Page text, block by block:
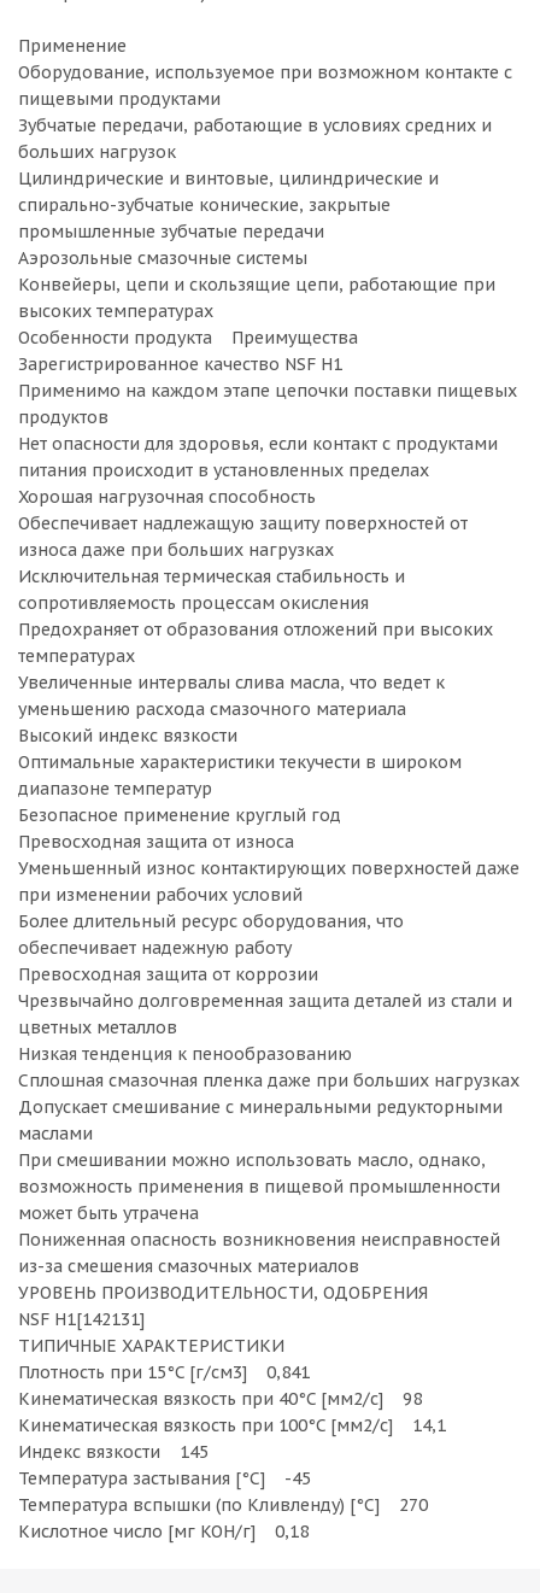
Применение
Оборудование, используемое при возможном контакте с
пищевыми продуктами
Зубчатые передачи, работающие в условиях средних и
больших нагрузок
Цилиндрические и винтовые, цилиндрические и
спирально-зубчатые конические, закрытые
промышленные зубчатые передачи
Аэрозольные смазочные системы
Конвейеры, цепи и скользящие цепи, работающие при
высоких температурах
Особенности продукта Преимущества
Зарегистрированное качество NSF H1
Применимо на каждом этапе цепочки поставки пищевых
продуктов
Нет опасности для здоровья, если контакт с продуктами
питания происходит в установленных пределах
Хорошая нагрузочная способность
Обеспечивает надлежащую защиту поверхностей от
износа даже при больших нагрузках
Исключительная термическая стабильность и
сопротивляемость процессам окисления
Предохраняет от образования отложений при высоких
температурах
Увеличенные интервалы слива масла, что ведет к
уменьшению расхода смазочного материала
Высокий индекс вязкости
Оптимальные характеристики текучести в широком
диапазоне температур
Безопасное применение круглый год
Превосходная защита от износа
Уменьшенный износ контактирующих поверхностей даже
при изменении рабочих условий
Более длительный ресурс оборудования, что
обеспечивает надежную работу
Превосходная защита от коррозии
Чрезвычайно долговременная защита деталей из стали и
цветных металлов
Низкая тенденция к пенообразованию
Сплошная смазочная пленка даже при больших нагрузках
Допускает смешивание с минеральными редукторными
маслами
При смешивании можно использовать масло, однако,
возможность применения в пищевой промышленности
может быть утрачена
Пониженная опасность возникновения неисправностей
из-за смешения смазочных материалов
УРОВЕНЬ ПРОИЗВОДИТЕЛЬНОСТИ, ОДОБРЕНИЯ
NSF H1[142131]
ТИПИЧНЫЕ ХАРАКТЕРИСТИКИ
Плотность при 15°C [г/cм3] 0,841
Кинематическая вязкость при 40°C [мм2/с] 98
Кинематическая вязкость при 100°C [мм2/с] 14,1
Индекс вязкости 145
Температура застывания [°C] -45
Температура вспышки (по Кливленду) [°C] 270
Кислотное число [мг KOH/г] 0,18